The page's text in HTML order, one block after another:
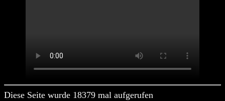
Diese Seite wurde 18379 mal aufgerufen